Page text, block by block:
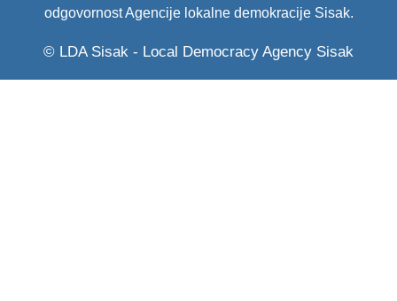
odgovornost Agencije lokalne demokracije Sisak.
© LDA Sisak - Local Democracy Agency Sisak